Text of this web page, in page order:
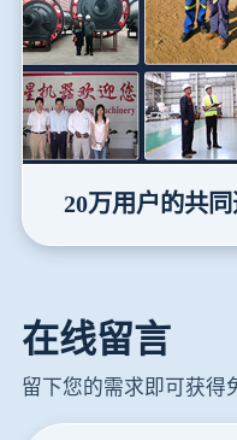
20万用户的共
在线留言
留下您的需求即可获得